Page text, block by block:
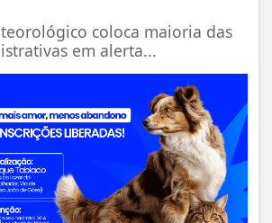
coloca maioria das
em alerta...